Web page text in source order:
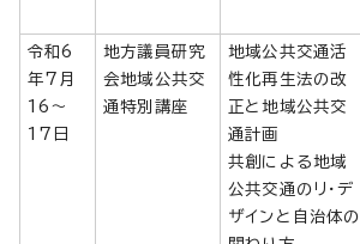
令和6
年7月
16～
17日
地方議員研究
会地域公共交
通特別講座
地域公共交通活
性化再生法の改
正と地域公共交
通計画
共創による地域
公共交通のリ・デ
ザインと自治体の